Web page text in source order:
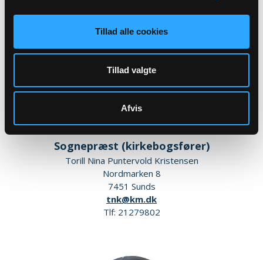
Tillad alle cookies
Tillad valgte
Afvis
Sognepræst (kirkebogsfører)
Torill Nina Puntervold Kristensen
Nordmarken 8
7451 Sunds
tnk@km.dk
Tlf: 21279802